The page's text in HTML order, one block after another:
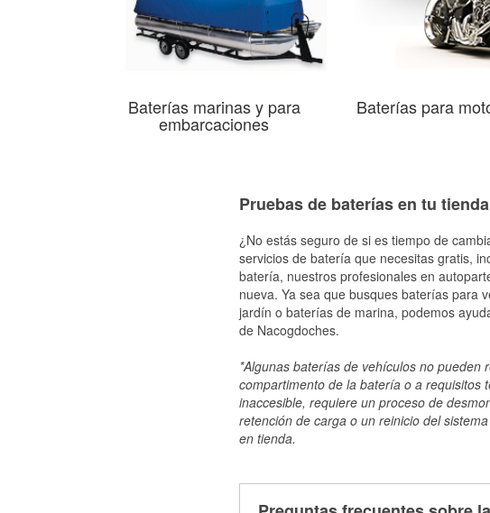
Baterías marinas y para
embarcaciones
Baterías para
Pruebas de baterías en tu
¿No estás seguro de si es tiempo de
servicios de batería que necesitas gratis,
batería, nuestros profesionales en
nueva. Ya sea que busques baterías para
jardín o baterías de marina, podemos
de Nacogdoches.
*Algunas baterías de vehículos no pueden
compartimento de la batería o a requisitos
inaccesible, requiere un proceso de
retención de carga o un reinicio del
en tienda.